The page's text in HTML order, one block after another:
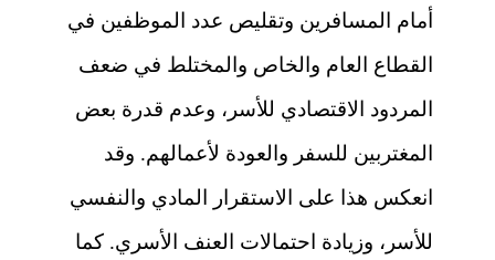
أمام المسافرين وتقليص عدد الموظفين في
القطاع العام والخاص والمختلط في ضعف
المردود الاقتصادي للأسر، وعدم قدرة بعض
المغتربين للسفر والعودة لأعمالهم. وقد
انعكس هذا على الاستقرار المادي والنفسي
للأسر، وزيادة احتمالات العنف الأسري. كما